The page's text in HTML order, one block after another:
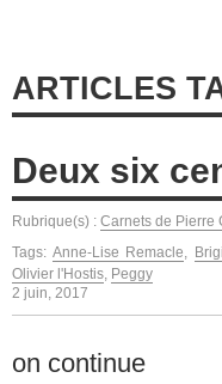
ARTICLES
Deux six
Rubrique(s) : Carnets de Pierre
Tags: Anne-Lise Remacle,
Olivier l'Hostis, Peggy
2 juin, 2017
on continue